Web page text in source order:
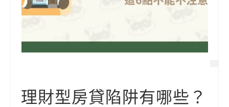
理財型房貸陷阱有哪些？